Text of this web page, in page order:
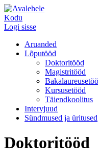
Kodu
Logi sisse
Aruanded
Lõputööd
Doktoritööd
Magistritööd
Kursusetööd
Täiendkoolitus
Intervjuud
Sündmused ja üritused
Doktoritööd